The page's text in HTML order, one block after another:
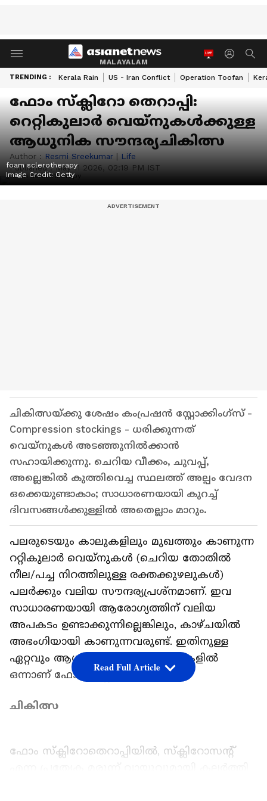
MALAYALAM
TRENDING : Kerala Rain US - Iran Conflict Operation Toofan
ഫോം സ്ക്ലിറോ തെറാപ്പി:
റെറ്റികുലാർ വെയ്നുകൾക്കുള്ള
ആധുനിക സൗന്ദര്യചികിത്സ
Author : Resmi Sreekumar | Life
Published :May 11 2026, 02:19 PM IST
foam sclerotherapy
Image Credit:Getty
ചികിത്സയ്ക്കു ശേഷം കംപ്രഷൻ സ്റ്റോക്കിംഗ്സ് -
Compression stockings - ധരിക്കുന്നത്
വെയ്നുകൾ അടഞ്ഞുനിൽക്കാൻ
സഹായിക്കുന്നു. ചെറിയ വീക്കം, ചുവപ്പ്,
അല്ലെങ്കിൽ കുത്തിവെച്ച സ്ഥലത്ത് അല്പം വേദന
ഒക്കെയുണ്ടാകാം; സാധാരണയായി കുറച്ച്
ദിവസങ്ങൾക്കുള്ളിൽ അതെല്ലാം മാറും.
പലരുടെയും കാലുകളിലും മുഖത്തും കാണുന്ന
ററ്റികുലാർ വെയ്നുകൾ (ചെറിയ തോതിൽ
നീല/പച്ച നിറത്തിലുള്ള രക്തക്കുഴലുകൾ)
പലർക്കും വലിയ സൗന്ദര്യപ്രശ്നമാണ്. ഇവ
സാധാരണയായി ആരോഗ്യത്തിന് വലിയ
അപകടം ഉണ്ടാക്കുന്നില്ലെങ്കിലും, കാഴ്ചയിൽ
അഭംഗിയായി കാണുന്നവരുണ്ട്. ഇതിനുള്ള
ഏറ്റവും ആധുനിക ചികിത്സാരീതികളിൽ
ഒന്നാണ് ഫോം സ്ക്ലിറോതെറാപ്പി.
ചികിത്സ
ഫോം സ്ക്ലിറോതെറാപ്പിയിൽ, സ്ക്ലിറോസന്റ്
Read Full Article